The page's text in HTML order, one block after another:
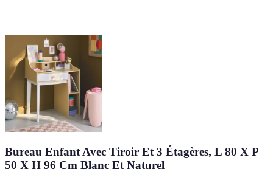
Bureau Enfant Avec Tiroir Et 3 Étagères, L 80 X P
50 X H 96 Cm Blanc Et Naturel